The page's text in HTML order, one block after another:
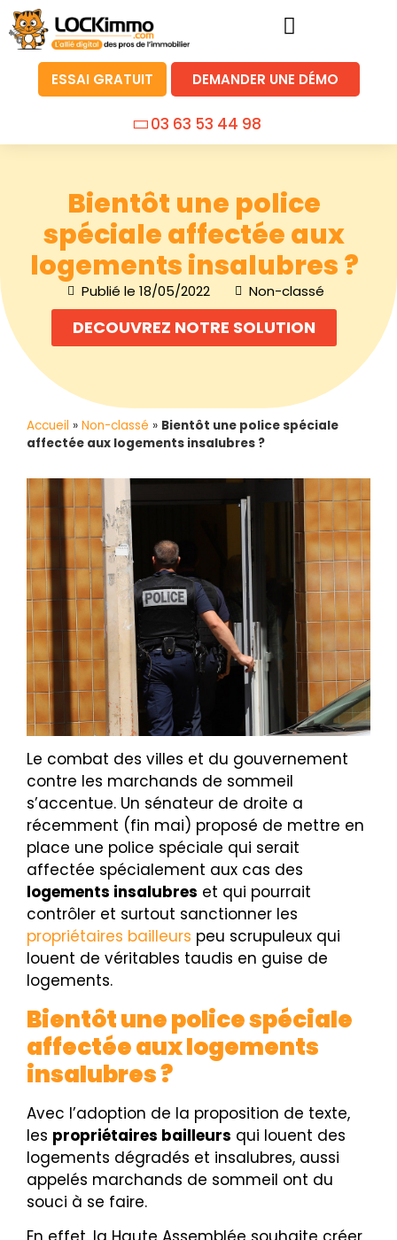
ESSAI GRATUIT DEMANDER UNE DÉMO
03 63 53 44 98
Bientôt une police
spéciale affectée aux
logements insalubres ?
Publié le 18/05/2022 Non-classé
DECOUVREZ NOTRE SOLUTION
Accueil » Non-classé » Bientôt une police spéciale
affectée aux logements insalubres ?
Le combat des villes et du gouvernement
contre les marchands de sommeil
s’accentue. Un sénateur de droite a
récemment (fin mai) proposé de mettre en
place une police spéciale qui serait
affectée spécialement aux cas des
logements insalubres et qui pourrait
contrôler et surtout sanctionner les
propriétaires bailleurs peu scrupuleux qui
louent de véritables taudis en guise de
logements.
Bientôt une police spéciale
affectée aux logements
insalubres ?
Avec l’adoption de la proposition de texte,
les propriétaires bailleurs qui louent des
logements dégradés et insalubres, aussi
appelés marchands de sommeil ont du
souci à se faire.